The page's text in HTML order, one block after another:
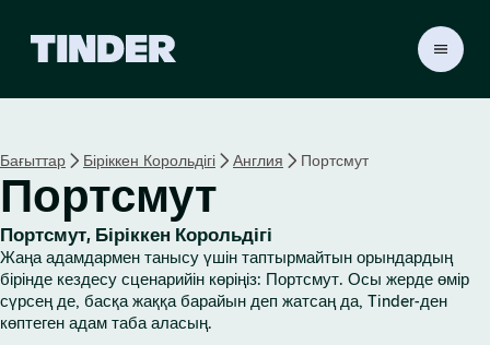
r
H
o
m
e
Бағыттар Біріккен Корольдігі Англия Портсмут
Портсмут
Портсмут, Біріккен Корольдігі
Жаңа адамдармен танысу үшін таптырмайтын орындардың
бірінде кездесу сценарийін көріңіз: Портсмут. Осы жерде өмір
сүрсең де, басқа жаққа барайын деп жатсаң да, Tinder-ден
көптеген адам таба аласың.